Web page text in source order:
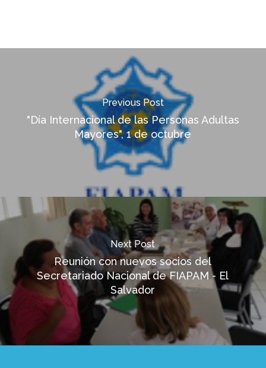
Previous Post
"Día Internacional de las Personas Adultas
Mayores", 1 de octubre
Next Post
Reunión con nuevos socios del
Secretariado Nacional de FIAPAM - El
Salvador